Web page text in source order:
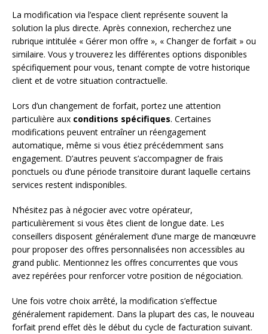
La modification via l’espace client représente souvent la
solution la plus directe. Après connexion, recherchez une
rubrique intitulée « Gérer mon offre », « Changer de forfait » ou
similaire. Vous y trouverez les différentes options disponibles
spécifiquement pour vous, tenant compte de votre historique
client et de votre situation contractuelle.
Lors d’un changement de forfait, portez une attention
particulière aux conditions spécifiques. Certaines
modifications peuvent entraîner un réengagement
automatique, même si vous étiez précédemment sans
engagement. D’autres peuvent s’accompagner de frais
ponctuels ou d’une période transitoire durant laquelle certains
services restent indisponibles.
N’hésitez pas à négocier avec votre opérateur,
particulièrement si vous êtes client de longue date. Les
conseillers disposent généralement d’une marge de manœuvre
pour proposer des offres personnalisées non accessibles au
grand public. Mentionnez les offres concurrentes que vous
avez repérées pour renforcer votre position de négociation.
Une fois votre choix arrêté, la modification s’effectue
généralement rapidement. Dans la plupart des cas, le nouveau
forfait prend effet dès le début du cycle de facturation suivant.